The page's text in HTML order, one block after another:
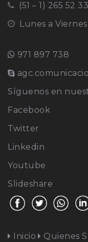
(51 – 1) 265 52 33
Lunes a
971 897 738
Síguenos en
Facebook
Twitter
Linkedin
Youtube
Slideshare
Inicio Quienes